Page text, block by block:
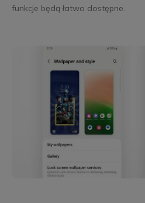
funkcje będą łatwo dostępne.